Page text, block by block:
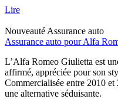
Lire
Nouveauté Assurance auto
Assurance auto pour Alfa
L’Alfa Romeo Giulietta est
affirmé, appréciée pour son
Commercialisée entre 2010 et
une alternative séduisante.